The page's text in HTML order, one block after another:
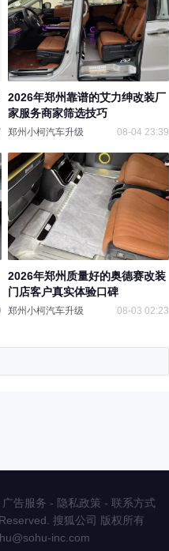
2026年郑州靠谱的艾力绅改装厂
家服务商家筛选技巧
郑州小柯汽车升级 08-04 23:39
2026年郑州质量好的奥德赛改装
门店客户真实体验口碑
郑州小柯汽车升级 08-03 02:23
广告服务 - 隐私政策 - 联系方式
搜狐公司 版权所有
inc.com